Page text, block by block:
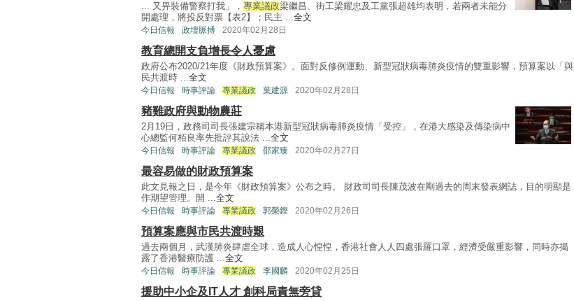
... 又畀裝備警察打我」， 專業議政梁繼昌、街工梁耀忠及工黨張超雄均表明，若兩者未能分
開處理，將投反對票【表2】；民主 ...全文
今日信報 政壇脈搏 2020年02月28日
教育總開支負增長令人憂慮
政府公布2020/21年度《財政預算案》。面對反修例運動、新型冠狀病毒肺炎疫情的雙重影響，預算案以「與
民共渡時 ...全文
今日信報 時事評論 專業議政 葉建源 2020年02月28日
豬雞政府與動物農莊
2月19日，政務司司長張建宗稱本港新型冠狀病毒肺炎疫情「受控」，在港大感染及傳染病中
心總監何栢良率先批評其說法 ...全文
今日信報 時事評論 專業議政 邵家臻 2020年02月27日
最容易做的財政預算案
此文見報之日，是今年《財政預算案》公布之時。 財政司司長陳茂波在剛過去的周末發表網誌，目的明顯是
作期望管理。開 ...全文
今日信報 時事評論 專業議政 郭榮鏗 2020年02月26日
預算案應與市民共渡時艱
過去兩個月，武漢肺炎肆虐全球，造成人心惶惶，香港社會人人四處張羅口罩，經濟受嚴重影響，同時亦揭
露了香港醫療防護 ...全文
今日信報 時事評論 專業議政 李國麟 2020年02月25日
援助中小企及IT人才 創科局責無旁貸